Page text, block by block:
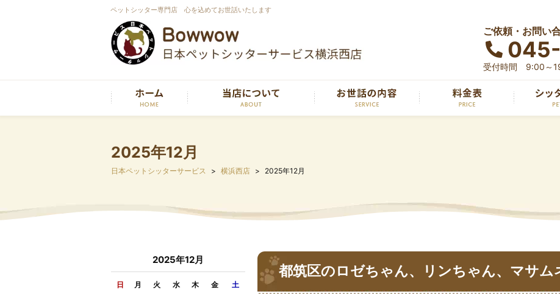
ペットシッター専門店 心を込めてお世話いたします
ご依頼・お問い
受付時間 9:00～
2025年12月
日本ペットシッターサービス 横浜西店 2025年12月
都筑区のロゼちゃん、リンちゃん、マサム
2025年12月
日 月 火 水 木 金 土